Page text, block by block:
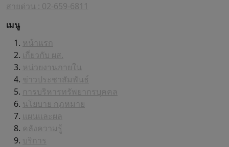
สายด่วน : 02-659-6811
เมนู
หน้าแรก
เกี่ยวกับ ผส.
หน่วยงานภายใน
ข่าวประชาสัมพันธ์
การบริหารทรัพยากรบุคคล
นโยบาย กฎหมาย
แผนและผล
คลังความรู้
บริการ